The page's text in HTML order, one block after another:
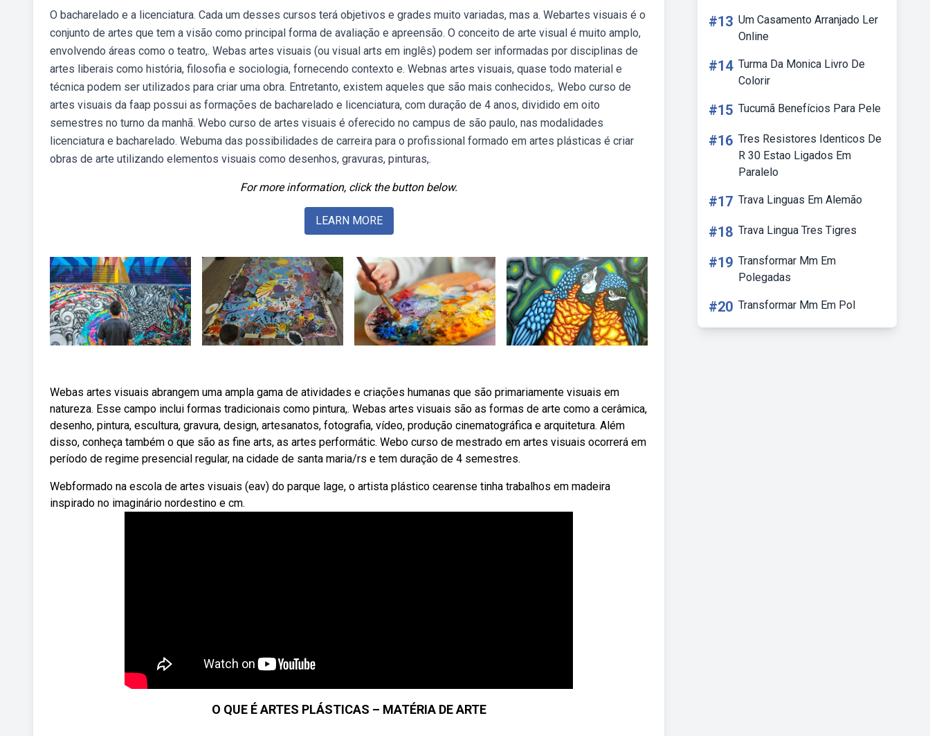
O bacharelado e a licenciatura. Cada um desses cursos terá objetivos e grades muito variadas, mas a. Webartes visuais é o
conjunto de artes que tem a visão como principal forma de avaliação e apreensão. O conceito de arte visual é muito amplo,
envolvendo áreas como o teatro,. Webas artes visuais (ou visual arts em inglês) podem ser informadas por disciplinas de
artes liberais como história, filosofia e sociologia, fornecendo contexto e. Webnas artes visuais, quase todo material e
técnica podem ser utilizados para criar uma obra. Entretanto, existem aqueles que são mais conhecidos,. Webo curso de
artes visuais da faap possui as formações de bacharelado e licenciatura, com duração de 4 anos, dividido em oito
semestres no turno da manhã. Webo curso de artes visuais é oferecido no campus de são paulo, nas modalidades
licenciatura e bacharelado. Webuma das possibilidades de carreira para o profissional formado em artes plásticas é criar
obras de arte utilizando elementos visuais como desenhos, gravuras, pinturas,.
For more information, click the button below.
LEARN MORE
Webas artes visuais abrangem uma ampla gama de atividades e criações humanas que são primariamente visuais em
natureza. Esse campo inclui formas tradicionais como pintura,. Webas artes visuais são as formas de arte como a cerâmica,
desenho, pintura, escultura, gravura, design, artesanatos, fotografia, vídeo, produção cinematográfica e arquitetura. Além
disso, conheça também o que são as fine arts, as artes performátic. Webo curso de mestrado em artes visuais ocorrerá em
período de regime presencial regular, na cidade de santa maria/rs e tem duração de 4 semestres.
Webformado na escola de artes visuais (eav) do parque lage, o artista plástico cearense tinha trabalhos em madeira
inspirado no imaginário nordestino e cm.
O QUE É ARTES PLÁSTICAS – MATÉRIA DE ARTE
#13 Um Casamento Arranjado Ler
Online
#14 Turma Da Monica Livro De
Colorir
#15 Tucumã Benefícios Para Pele
#16 Tres Resistores Identicos De
R 30 Estao Ligados Em
Paralelo
#17 Trava Linguas Em Alemão
#18 Trava Lingua Tres Tigres
#19 Transformar Mm Em
Polegadas
#20 Transformar Mm Em Pol